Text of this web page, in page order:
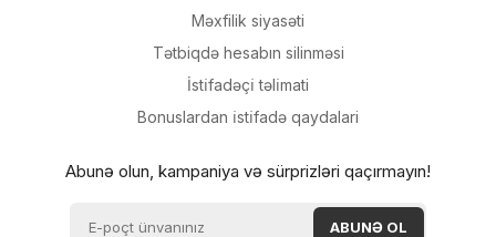
Məxfilik siyasəti
Tətbiqdə hesabın silinməsi
İsti̇fadəçi̇ təli̇mati
Bonuslardan i̇sti̇fadə qaydalari
Abunə olun, kampaniya və sürprizləri qaçırmayın!